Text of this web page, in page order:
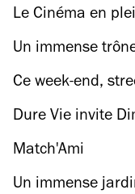
l’encadrement
Le Cinéma en
tout en chansons
Un immense
Pyramide du
Ce week-end,
au Point
Dure Vie invite
Smith b2b
Dimensions
Match'Ami
Un immense